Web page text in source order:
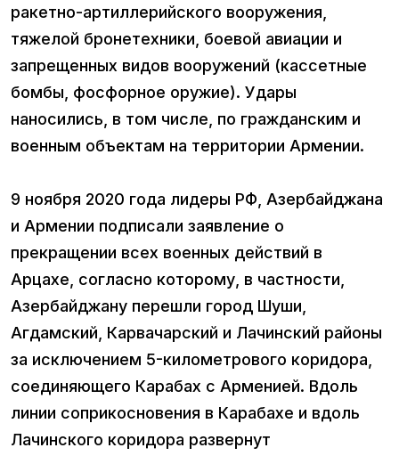
ракетно-артиллерийского вооружения,
тяжелой бронетехники, боевой авиации и
запрещенных видов вооружений (кассетные
бомбы, фосфорное оружие). Удары
наносились, в том числе, по гражданским и
военным объектам на территории Армении.
9 ноября 2020 года лидеры РФ, Азербайджана
и Армении подписали заявление о
прекращении всех военных действий в
Арцахе, согласно которому, в частности,
Азербайджану перешли город Шуши,
Агдамский, Карвачарский и Лачинский районы
за исключением 5-километрового коридора,
соединяющего Карабах с Арменией. Вдоль
линии соприкосновения в Карабахе и вдоль
Лачинского коридора развернут